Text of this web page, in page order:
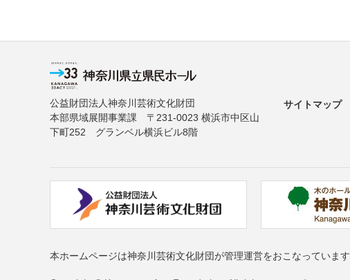
公益財団法人神奈川芸術文化財団
本部県域展開事業課 〒231-0023 横浜市中区山
下町252 グランベル横浜ビル8階
サイトマップ
本ホームページは神奈川芸術文化財団が管理運営をおこなっています